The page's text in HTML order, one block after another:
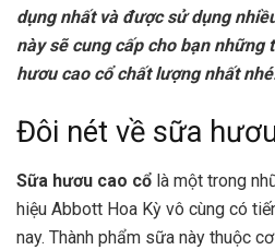
dụng nhất và được sử dụng
này sẽ cung cấp cho bạn những
hươu cao cổ chất lượng nhất
Đôi nét về sữa
Sữa hươu cao cổ là một trong
hiệu Abbott Hoa Kỳ vô cùng có
nay. Thành phẩm sữa này thuộc